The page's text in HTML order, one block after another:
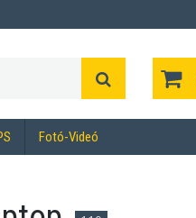
Fotó-Videó